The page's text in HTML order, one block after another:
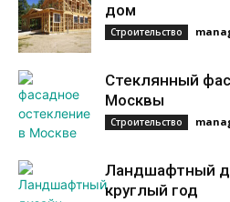
дом
Строительство
Стеклянный
Москвы
Строительство
Ландшафтный
круглый год